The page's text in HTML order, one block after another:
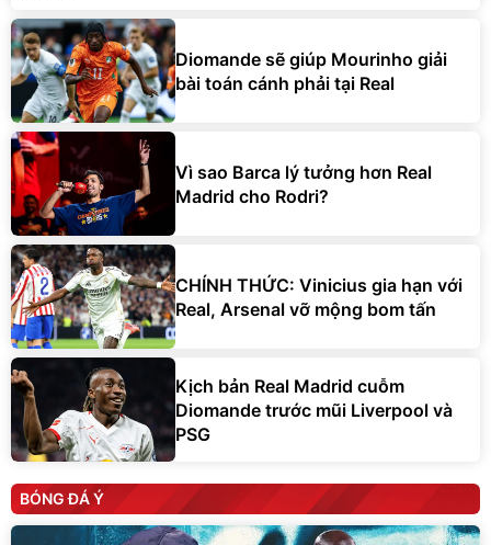
Diomande sẽ giúp Mourinho giải
bài toán cánh phải tại Real
Vì sao Barca lý tưởng hơn Real
Madrid cho Rodri?
CHÍNH THỨC: Vinicius gia hạn với
Real, Arsenal vỡ mộng bom tấn
Kịch bản Real Madrid cuỗm
Diomande trước mũi Liverpool và
PSG
BÓNG ĐÁ Ý